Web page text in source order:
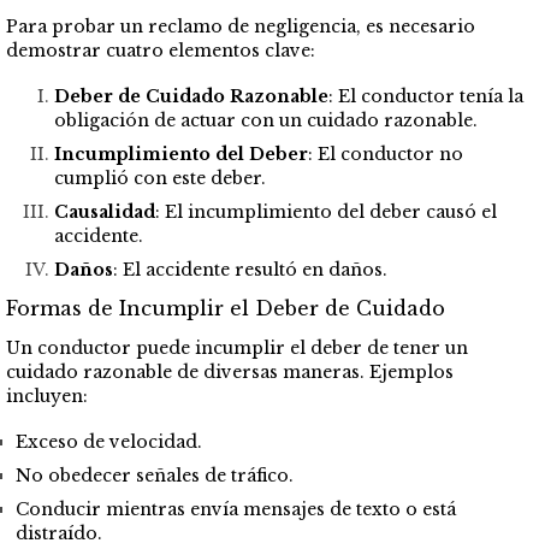
Para probar un reclamo de negligencia, es necesario
demostrar cuatro elementos clave:
Deber de Cuidado Razonable: El conductor tenía la
obligación de actuar con un cuidado razonable.
Incumplimiento del Deber: El conductor no
cumplió con este deber.
Causalidad : El incumplimiento del deber causó el
accidente.
Daños: El accidente resultó en daños.
Formas de Incumplir el Deber de Cuidado
Un conductor puede incumplir el deber de tener un
cuidado razonable de diversas maneras. Ejemplos
incluyen:
Exceso de velocidad.
No obedecer señales de tráfico.
Conducir mientras envía mensajes de texto o está
distraído.